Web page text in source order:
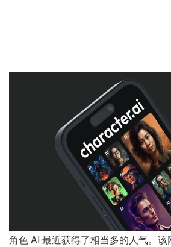
角色 AI 最近获得了相当多的人气。